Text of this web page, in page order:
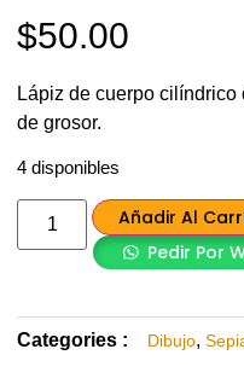
$50.00
Lápiz de cuerpo
de grosor.
4 disponibles
Añadir Al
Pedir Por
Categories : Dibujo,